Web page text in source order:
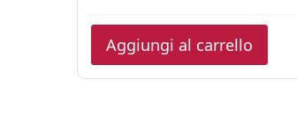
Aggiungi al carrello